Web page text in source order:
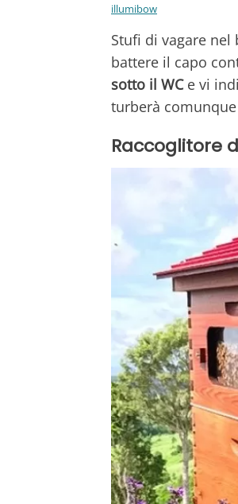
illumibow
Stufi di vagare
battere il capo
sotto il WCe vi
turberà
Raccoglitore